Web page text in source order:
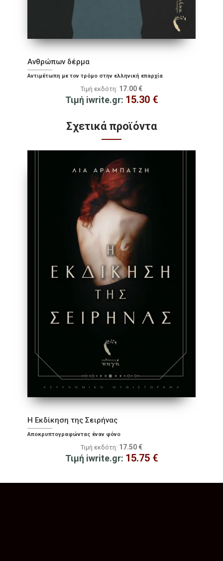
Ανθρώπων δέρμα
Αντιμέτωπη με τον τρόμο στην ελληνική επαρχία
Τιμή εκδότη: 17.00 €
Τιμή iwrite.gr: 15.30 €
Σχετικά προϊόντα
Η Εκδίκηση της Σειρήνας
Αποκρυπτογραφώντας έναν φόνο
Τιμή εκδότη: 17.50 €
Τιμή iwrite.gr: 15.75 €